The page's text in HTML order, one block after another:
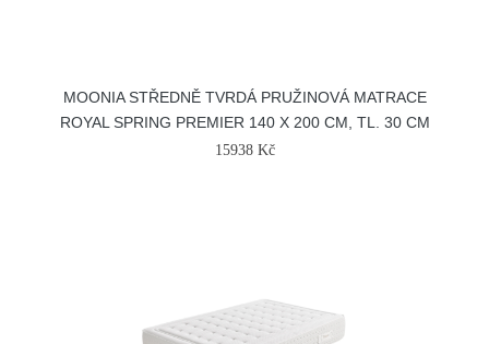
MOONIA STŘEDNĚ TVRDÁ PRUŽINOVÁ MATRACE
ROYAL SPRING PREMIER 140 X 200 CM, TL. 30 CM
15938 Kč